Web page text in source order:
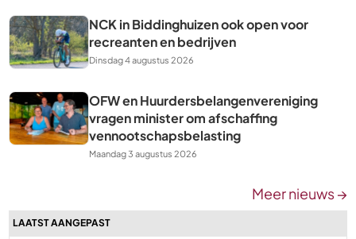
NCK in Biddinghuizen ook open voor
recreanten en bedrijven
Dinsdag 4 augustus 2026
OFW en Huurdersbelangenvereniging
vragen minister om afschaffing
vennootschapsbelasting
Maandag 3 augustus 2026
Meer nieuws →
LAATST AANGEPAST